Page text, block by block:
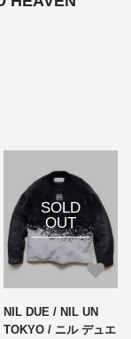
SOLD
OUT
NIL DUE / NIL UN
TOKYO / ニル デュエ